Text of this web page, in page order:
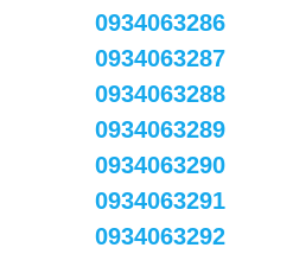
0934063286
0934063287
0934063288
0934063289
0934063290
0934063291
0934063292